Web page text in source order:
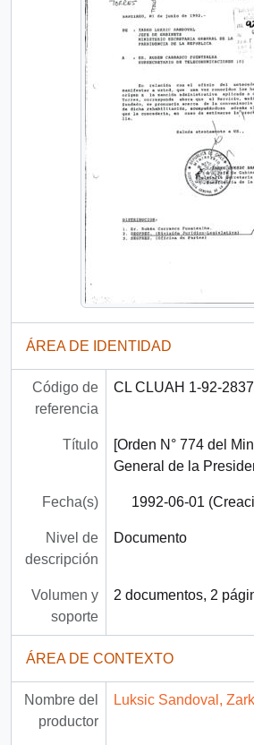
ÁREA DE IDENTIDAD
Código de
referencia
CL CLUAH 1-92-
Título
[Orden N° 774 del
General de la
Fecha(s) 1992-06-01
Nivel de
descripción
Documento
Volumen y
soporte
2 documentos, 2
ÁREA DE CONTEXTO
Nombre del
productor
Luksic Sandoval,